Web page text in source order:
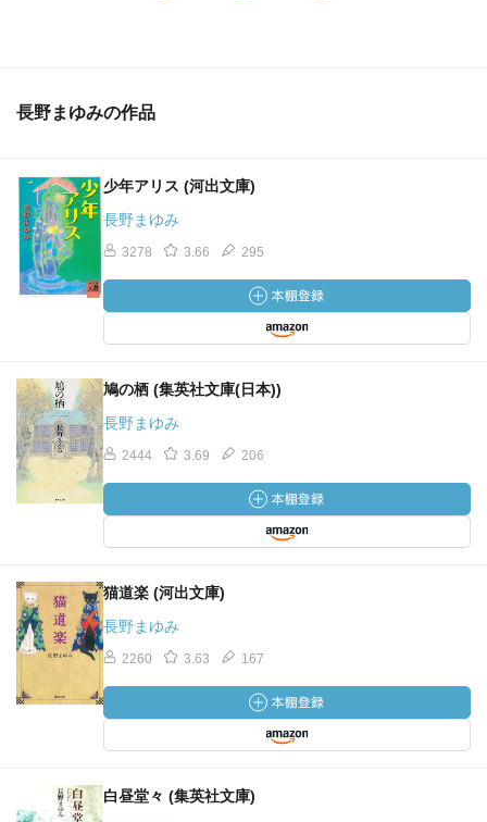
長野まゆみの作品
少年アリス (河出文庫)
長野まゆみ
3278 3.66 295
鳩の栖 (集英社文庫(日本))
長野まゆみ
2444 3.69 206
猫道楽 (河出文庫)
長野まゆみ
2260 3.63 167
白昼堂々 (集英社文庫)